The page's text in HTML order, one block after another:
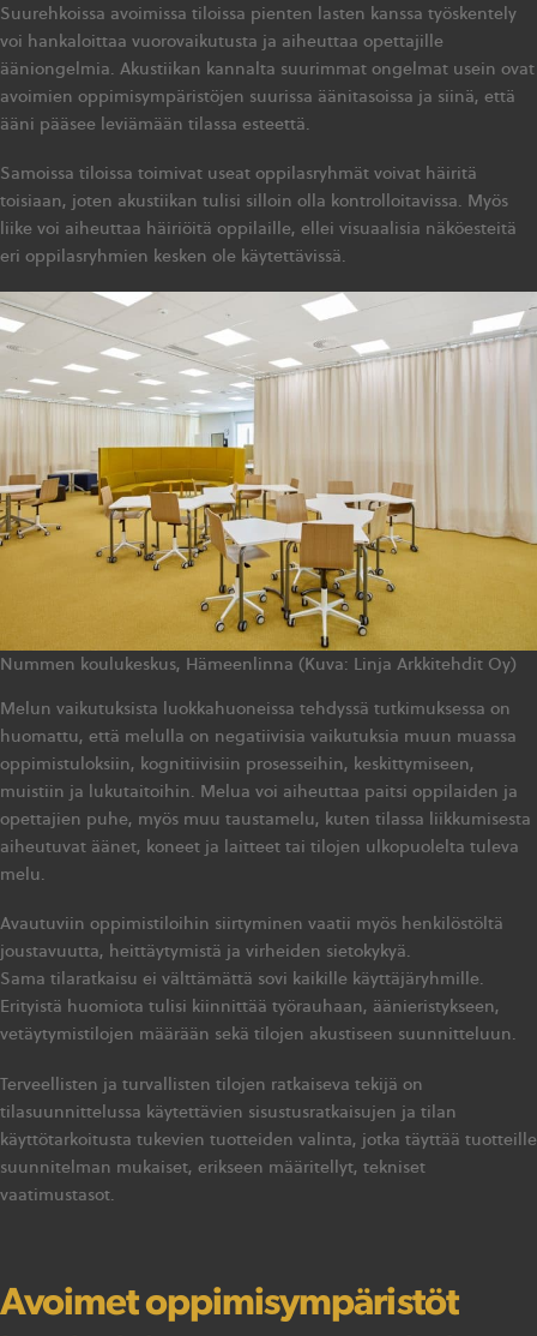
Suurehkoissa avoimissa tiloissa pienten lasten kanssa työskentely
voi hankaloittaa vuorovaikutusta ja aiheuttaa opettajille
ääniongelmia. Akustiikan kannalta suurimmat ongelmat usein ovat
avoimien oppimisympäristöjen suurissa äänitasoissa ja siinä, että
ääni pääsee leviämään tilassa esteettä.
Samoissa tiloissa toimivat useat oppilasryhmät voivat häiritä
toisiaan, joten akustiikan tulisi silloin olla kontrolloitavissa. Myös
liike voi aiheuttaa häiriöitä oppilaille, ellei visuaalisia näköesteitä
eri oppilasryhmien kesken ole käytettävissä.
Nummen koulukeskus, Hämeenlinna (Kuva: Linja Arkkitehdit Oy)
Melun vaikutuksista luokkahuoneissa tehdyssä tutkimuksessa on
huomattu, että melulla on negatiivisia vaikutuksia muun muassa
oppimistuloksiin, kognitiivisiin prosesseihin, keskittymiseen,
muistiin ja lukutaitoihin. Melua voi aiheuttaa paitsi oppilaiden ja
opettajien puhe, myös muu taustamelu, kuten tilassa liikkumisesta
aiheutuvat äänet, koneet ja laitteet tai tilojen ulkopuolelta tuleva
melu.
Avautuviin oppimistiloihin siirtyminen vaatii myös henkilöstöltä
joustavuutta, heittäytymistä ja virheiden sietokykyä.
Sama tilaratkaisu ei välttämättä sovi kaikille käyttäjäryhmille.
Erityistä huomiota tulisi kiinnittää työrauhaan, äänieristykseen,
vetäytymistilojen määrään sekä tilojen akustiseen suunnitteluun.
Terveellisten ja turvallisten tilojen ratkaiseva tekijä on
tilasuunnittelussa käytettävien sisustusratkaisujen ja tilan
käyttötarkoitusta tukevien tuotteiden valinta, jotka täyttää tuotteille
suunnitelman mukaiset, erikseen määritellyt, tekniset
vaatimustasot.
Avoimet oppimisympäristöt